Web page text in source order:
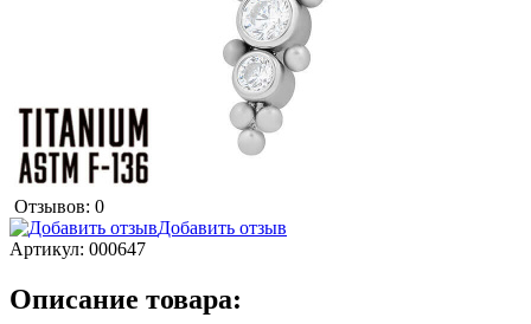
Отзывов: 0
Добавить отзыв
Артикул: 000647
Описание товара: